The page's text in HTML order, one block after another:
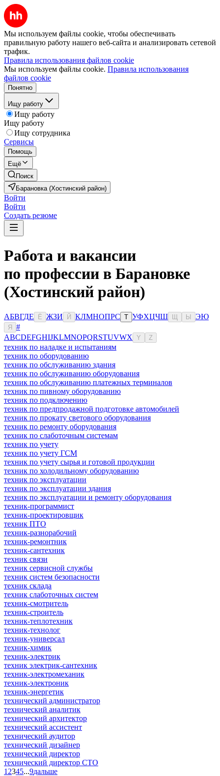
Мы используем файлы cookie, чтобы обеспечивать
правильную работу нашего веб-сайта и анализировать сетевой
трафик.
Правила использования файлов cookie
Мы используем файлы cookie. Правила использования
файлов cookie
Понятно
Ищу работу
Ищу работу
Ищу работу
Ищу сотрудника
Сервисы
Помощь
Ещё
Поиск
Барановка (Хостинский район)
Войти
Войти
Создать резюме
Работа и вакансии
по профессии в Барановке
(Хостинский район)
АБВГДЕ Ё ЖЗИ Й КЛМНОПРС Т УФХЦЧШ Ы ЭЮ
Я
#
ABCDEFGHIJKLMNOPQRSTUVWX Y Z
техник по наладке и испытаниям
техник по оборудованию
техник по обслуживанию здания
техник по обслуживанию оборудования
техник по обслуживанию платежных терминалов
техник по пивному оборудованию
техник по подключению
техник по предпродажной подготовке автомобилей
техник по прокату светового оборудования
техник по ремонту оборудования
техник по слаботочным системам
техник по учету
техник по учету ГСМ
техник по учету сырья и готовой продукции
техник по холодильному оборудованию
техник по эксплуатации
техник по эксплуатации здания
техник по эксплуатации и ремонту оборудования
техник-программист
техник-проектировщик
техник ПТО
техник-разнорабочий
техник-ремонтник
техник-сантехник
техник связи
техник сервисной службы
техник систем безопасности
техник склада
техник слаботочных систем
техник-смотритель
техник-строитель
техник-теплотехник
техник-технолог
техник-универсал
техник-химик
техник-электрик
техник электрик-сантехник
техник-электромеханик
техник-электроник
техник-энергетик
технический администратор
технический аналитик
технический архитектор
технический ассистент
технический аудитор
технический дизайнер
технический директор
технический директор CTO
1 2345...9дальше